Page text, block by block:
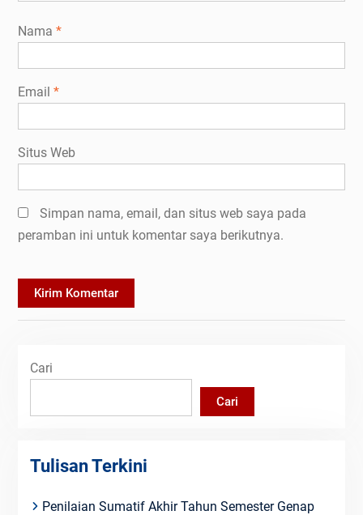
Nama *
Email *
Situs Web
Simpan nama, email, dan situs web saya pada
peramban ini untuk komentar saya berikutnya.
Cari
Cari
Tulisan Terkini
Penilaian Sumatif Akhir Tahun Semester Genap